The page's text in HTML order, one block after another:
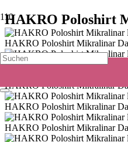
HAKRO Poloshirt
HAKRO Poloshirt Mikralinar
HAKRO Poloshirt Mikralinar
HAKRO Poloshirt Mikralinar
HAKRO Poloshirt Mikralinar
HAKRO Poloshirt Mikralinar